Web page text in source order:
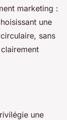
marketing :
une
sans
une